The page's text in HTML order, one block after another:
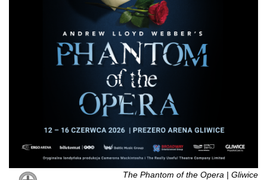
The Phantom of the Opera | Gliwice